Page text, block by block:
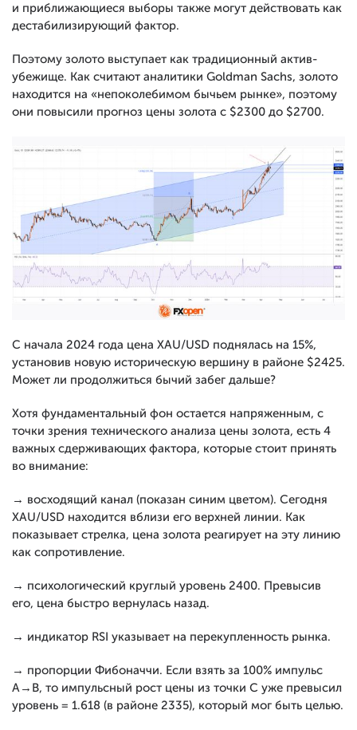
и приближающиеся выборы также могут действовать как
дестабилизирующий фактор.
Поэтому золото выступает как традиционный актив-
убежище. Как считают аналитики Goldman Sachs, золото
находится на «непоколебимом бычьем рынке», поэтому
они повысили прогноз цены золота с $2300 до $2700.
С начала 2024 года цена XAU/USD поднялась на 15%,
установив новую историческую вершину в районе $2425.
Может ли продолжиться бычий забег дальше?
Хотя фундаментальный фон остается напряженным, с
точки зрения технического анализа цены золота, есть 4
важных сдерживающих фактора, которые стоит принять
во внимание:
→ восходящий канал (показан синим цветом). Сегодня
XAU/USD находится вблизи его верхней линии. Как
показывает стрелка, цена золота реагирует на эту линию
как сопротивление.
→ психологический круглый уровень 2400. Превысив
его, цена быстро вернулась назад.
→ индикатор RSI указывает на перекупленность рынка.
→ пропорции Фибоначчи. Если взять за 100% импульс
А→В, то импульсный рост цены из точки С уже превысил
уровень = 1.618 (в районе 2335), который мог быть целью.